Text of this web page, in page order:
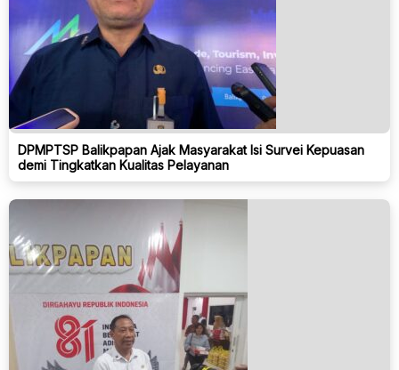
DPMPTSP Balikpapan Ajak Masyarakat Isi Survei Kepuasan
demi Tingkatkan Kualitas Pelayanan